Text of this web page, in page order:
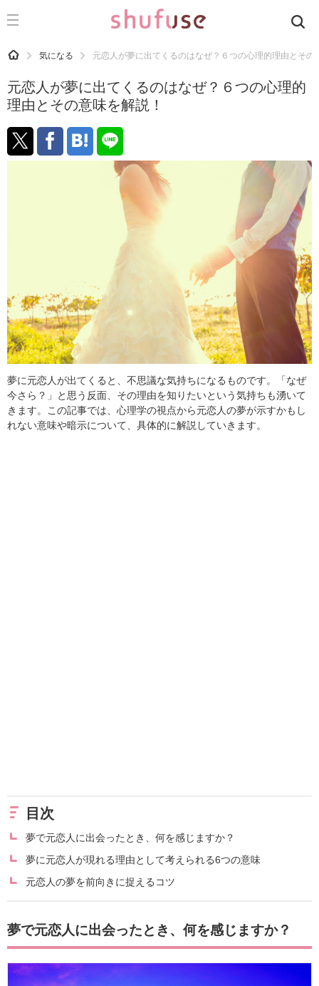
CATEGORY 記事カテゴリ
運気
洗濯
生活の知恵
おすすめ
HOME 気になる 元恋人が夢に出てくるのはなぜ？６つの心理的理由とその
元恋人が夢に出てくるのはなぜ？６つの心理的
理由とその意味を解説！
夢に元恋人が出てくると、不思議な気持ちになるものです。「なぜ
今さら？」と思う反面、その理由を知りたいという気持ちも湧いて
きます。この記事では、心理学の視点から元恋人の夢が示すかもし
れない意味や暗示について、具体的に解説していきます。
目次
夢で元恋人に出会ったとき、何を感じますか？
夢に元恋人が現れる理由として考えられる6つの意味
元恋人の夢を前向きに捉えるコツ
夢で元恋人に出会ったとき、何を感じますか？